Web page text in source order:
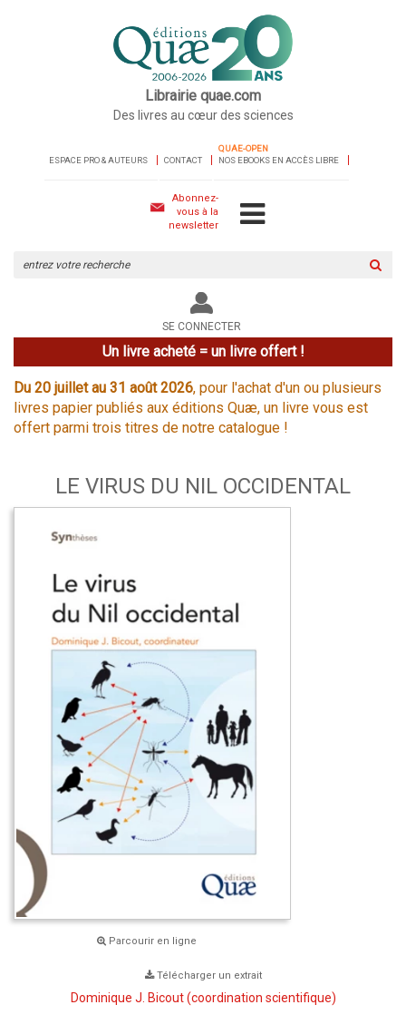
Librairie quae.com
Des livres au cœur des sciences
ESPACE PRO & AUTEURS CONTACT
QUAE-OPEN
NOS EBOOKS EN ACCÈS LIBRE
Abonnez-
vous à la
newsletter
le
site
SE CONNECTER
Un livre acheté = un livre offert !
Du 20 juillet au 31 août 2026, pour l'achat d'un ou plusieurs
livres papier publiés aux éditions Quæ, un livre vous est
offert parmi trois titres de notre catalogue !
LE VIRUS DU NIL OCCIDENTAL
Parcourir en ligne
Télécharger un extrait
Dominique J. Bicout(coordination scientifique)